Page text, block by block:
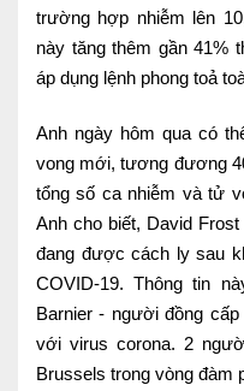
Bảo lãnh viện phí
TUYỂN DỤNG
trường hợp nhiễm lên
này tăng thêm gần 41%
áp dụng lệnh phong toả
Anh ngày hôm qua có
vong mới, tương đương
tổng số ca nhiễm và tử
Anh cho biết, David
đang được cách ly sau
COVID-19. Thông tin
Barnier - người đồng
với virus corona. 2
Brussels trong vòng đàm